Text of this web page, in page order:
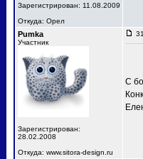
Зарегистрирован: 11.08.2009
Откуда: Орел
Pumka
Участник
Зарегистрирован:
28.02.2008
Откуда: www.sitora-design.ru
С